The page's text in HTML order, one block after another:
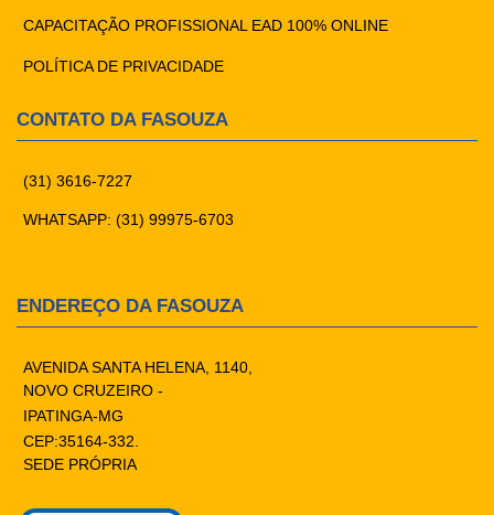
CAPACITAÇÃO PROFISSIONAL EAD 100% ONLINE
POLÍTICA DE PRIVACIDADE
CONTATO DA FASOUZA
(31) 3616-7227
WHATSAPP: (31) 99975-6703
ENDEREÇO DA FASOUZA
AVENIDA SANTA HELENA, 1140,
NOVO CRUZEIRO -
IPATINGA-MG
CEP:35164-332.
SEDE PRÓPRIA